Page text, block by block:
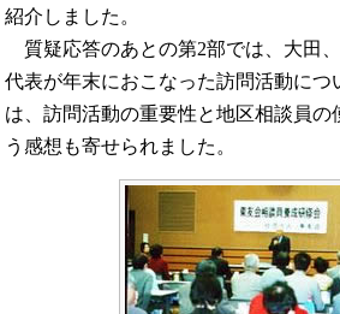
紹介しました。
質疑応答のあとの第2部では、大田
代表が年末におこなった訪問活動につ
は、訪問活動の重要性と地区相談員の
う感想も寄せられました。